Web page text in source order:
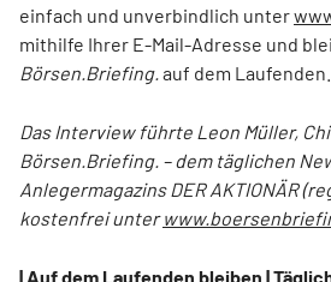
einfach und unverbindlich unter
mithilfe Ihrer E-Mail-Adresse und
Börsen.Briefing.auf dem
Das Interview führte Leon Müller,
Börsen.Briefing. – dem täglichen
Anlegermagazins DER AKTIONÄR
kostenfrei unter
| Auf dem Laufenden bleiben |